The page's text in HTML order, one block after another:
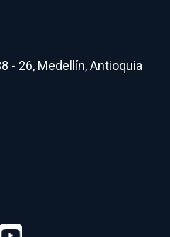
- 26, Medellín, Antioquia